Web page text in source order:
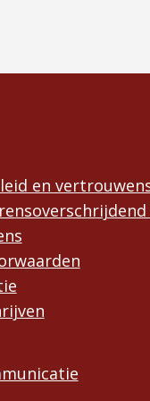
en